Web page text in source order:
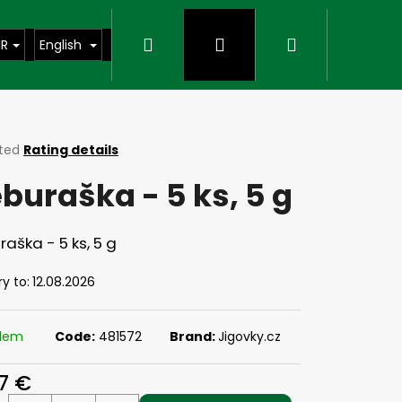
English Search Login Shopping
Rating details
- 5 ks, 5 g
- 5 ks, 5 g
to: 12.08.2026
Code: 481572 Brand:Jigovky.cz
€
Next